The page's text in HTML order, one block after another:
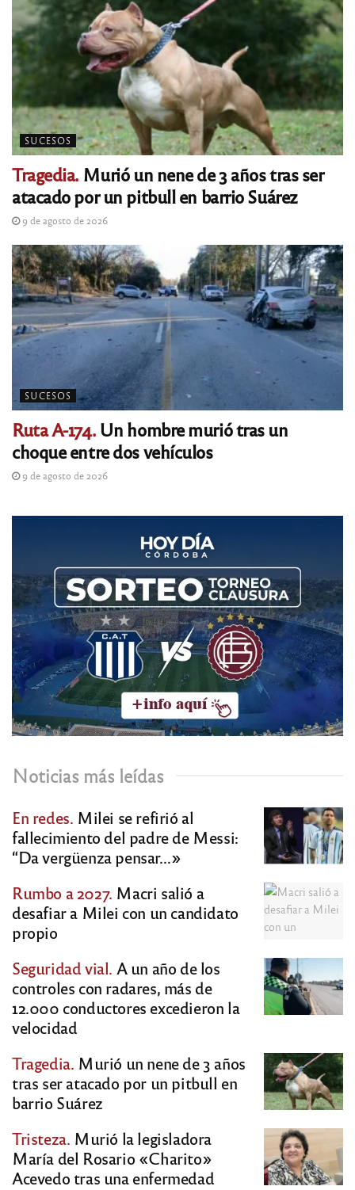
SUCESOS
Tragedia. Murió un nene de 3 años tras ser
atacado por un pitbull en barrio Suárez
9 de agosto de 2026
SUCESOS
Ruta A-174.Un hombre murió tras un
choque entre dos vehículos
9 de agosto de 2026
Noticias más leídas
En redes. Milei se refirió al
fallecimiento del padre de Messi:
“Da vergüenza pensar…»
Rumbo a 2027. Macri salió a
desafiar a Milei con un candidato
propio
Seguridad vial. A un año de los
controles con radares, más de
12.000 conductores excedieron la
velocidad
Tragedia. Murió un nene de 3 años
tras ser atacado por un pitbull en
barrio Suárez
Tristeza. Murió la legisladora
María del Rosario «Charito»
Acevedo tras una enfermedad